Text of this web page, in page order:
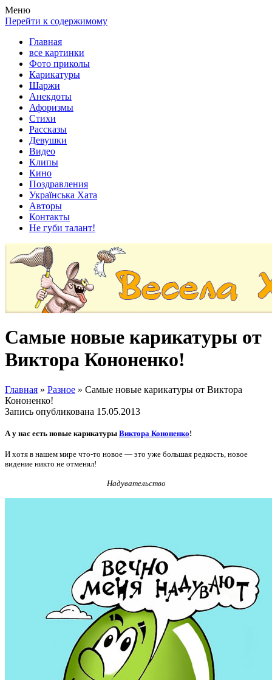
Весела хата — прикольные картинки, смешные истории,
клипы!
Покажем всем ваши фото приколы, карикатуры, шаржи, стихи,
рассказы, видео и песни!
Меню
Перейти к содержимому
Главная
все картинки
Фото приколы
Карикатуры
Шаржи
Анекдоты
Афоризмы
Стихи
Рассказы
Девушки
Видео
Клипы
Кино
Поздравления
Українська Хата
Авторы
Контакты
Не губи талант!
Самые новые карикатуры от
Виктора Кононенко!
Главная » Разное » Самые новые карикатуры от Виктора
Кононенко!
Запись опубликована 15.05.2013
А у нас есть новые карикатуры Виктора Кононенко!
И хотя в нашем мире что-то новое — это уже большая редкость, новое
видение никто не отменял!
Надувательство